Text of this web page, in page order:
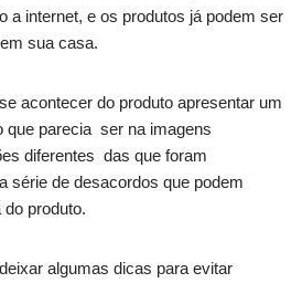
a internet, e os produtos já podem ser
sua casa.
acontecer do produto apresentar um
que parecia ser na imagens
diferentes das que foram
série de desacordos que podem
produto.
algumas dicas para evitar